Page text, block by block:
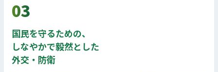
03
国民を守るための、
しなやかで毅然とした
外交・防衛